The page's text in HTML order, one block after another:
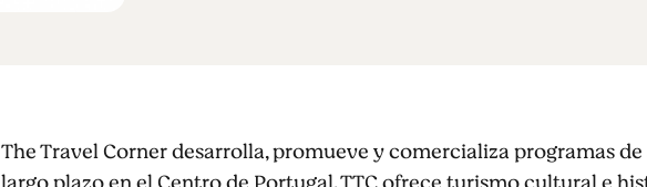
The Travel Corner desarrolla, promueve y comercializa programas